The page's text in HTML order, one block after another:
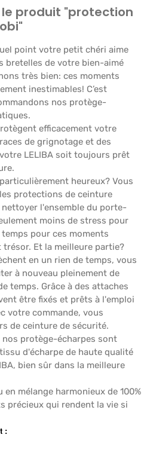
produit "protection
point votre petit chéri aime
bretelles de votre bien-aimé
très bien: ces moments
inestimables! C’est
nos protège-
efficacement votre
de grignotage et des
LELIBA soit toujours prêt
heureux? Vous
protections de ceinture
l'ensemble du porte-
moins de stress pour
pour ces moments
Et la meilleure partie?
en un rien de temps, vous
à nouveau pleinement de
temps. Grâce à des attaches
être fixés et prêts à l'emploi
votre commande, vous
de ceinture de sécurité.
protège-écharpes sont
d'écharpe de haute qualité
bien sûr dans la meilleure
en mélange harmonieux de 100%
précieux qui rendent la vie si
: